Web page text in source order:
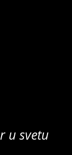
u svetu